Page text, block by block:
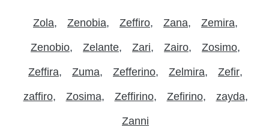
Zola Zenobia Zeffiro Zana Zemira
Zenobio Zelante Zari Zairo Zosimo
Zeffira Zuma Zefferino Zelmira Zefir
zaffiro Zosima Zeffirino Zefirino zayda
Zanni